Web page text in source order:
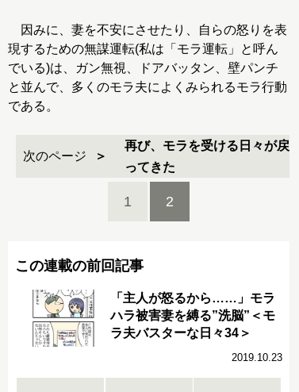
因みに、妻を不安にさせたり、自らの怒りを表
現するための無謀運転(私は「モラ運転」と呼ん
でいる)は、ガン無視、ドアバッタン、壁パンチ
と並んで、多くのモラ夫によくみられるモラ行動
である。
次のページ
再び、モラを受ける日々が戻
ってきた
1 2
この連載の前回記事
「主人が怒るから……」モラ
ハラ被害妻を縛る”洗脳”＜モ
ラ夫バスターな日々34＞
2019.10.23